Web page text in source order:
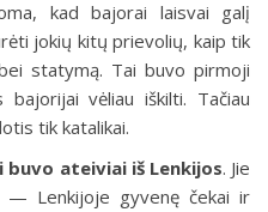
kad bajorai laisvai galį
jokių kitų prievolių, kaip tik
statymą. Tai buvo pirmoji
bajorijai vėliau iškilti. Tačiau
tik katalikai.
buvo ateiviai iš Lenkijos. Jie
— Lenkijoje gyvenę čekai ir